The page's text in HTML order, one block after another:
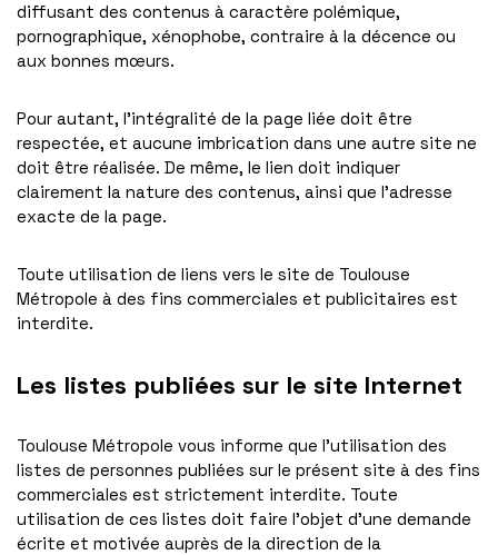
diffusant des contenus à caractère polémique,
pornographique, xénophobe, contraire à la décence ou
aux bonnes mœurs.
Pour autant, l’intégralité de la page liée doit être
respectée, et aucune imbrication dans une autre site ne
doit être réalisée. De même, le lien doit indiquer
clairement la nature des contenus, ainsi que l’adresse
exacte de la page.
Toute utilisation de liens vers le site de Toulouse
Métropole à des fins commerciales et publicitaires est
interdite.
Les listes publiées sur le site Internet
Toulouse Métropole vous informe que l’utilisation des
listes de personnes publiées sur le présent site à des fins
commerciales est strictement interdite. Toute
utilisation de ces listes doit faire l’objet d’une demande
écrite et motivée auprès de la direction de la